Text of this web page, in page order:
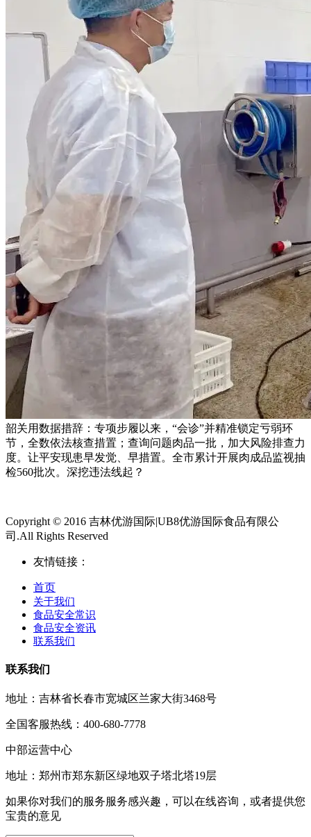
韶关用数据措辞：专项步履以来，“会诊”并精准锁定亏弱环
节，全数依法核查措置；查询问题肉品一批，加大风险排查力
度。让平安现患早发觉、早措置。全市累计开展肉成品监视抽
检560批次。深挖违法线起？
Copyright © 2016 吉林优游国际|UB8优游国际食品有限公
司.All Rights Reserved
友情链接：
首页
关于我们
食品安全常识
食品安全资讯
联系我们
联系我们
地址：吉林省长春市宽城区兰家大街3468号
全国客服热线：400-680-7778
中部运营中心
地址：郑州市郑东新区绿地双子塔北塔19层
如果你对我们的服务服务感兴趣，可以在线咨询，或者提供您
宝贵的意见